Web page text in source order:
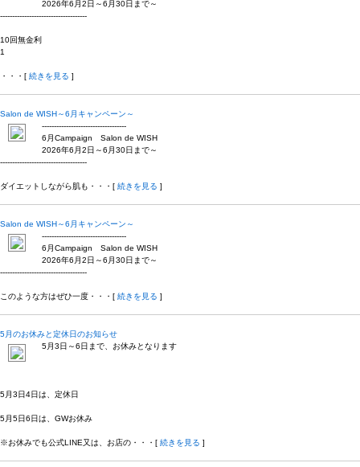
2026年6月2日～6月30日まで～
------------------------------------
10回無金利
1
・・・[ 続きを見る ]
Salon de WISH～6月キャンペーン～
-----------------------------------
6月Campaign Salon de WISH
2026年6月2日～6月30日まで～
------------------------------------
ダイエットしながら肌も・・・[ 続きを見る ]
Salon de WISH～6月キャンペーン～
-----------------------------------
6月Campaign Salon de WISH
2026年6月2日～6月30日まで～
------------------------------------
このような方はぜひ一度・・・[ 続きを見る ]
5月のお休みと定休日のお知らせ
5月3日～6日まで、お休みとなります
5月3日4日は、定休日
5月5日6日は、GWお休み
※お休みでも公式LINE又は、お店の・・・[ 続きを見る ]